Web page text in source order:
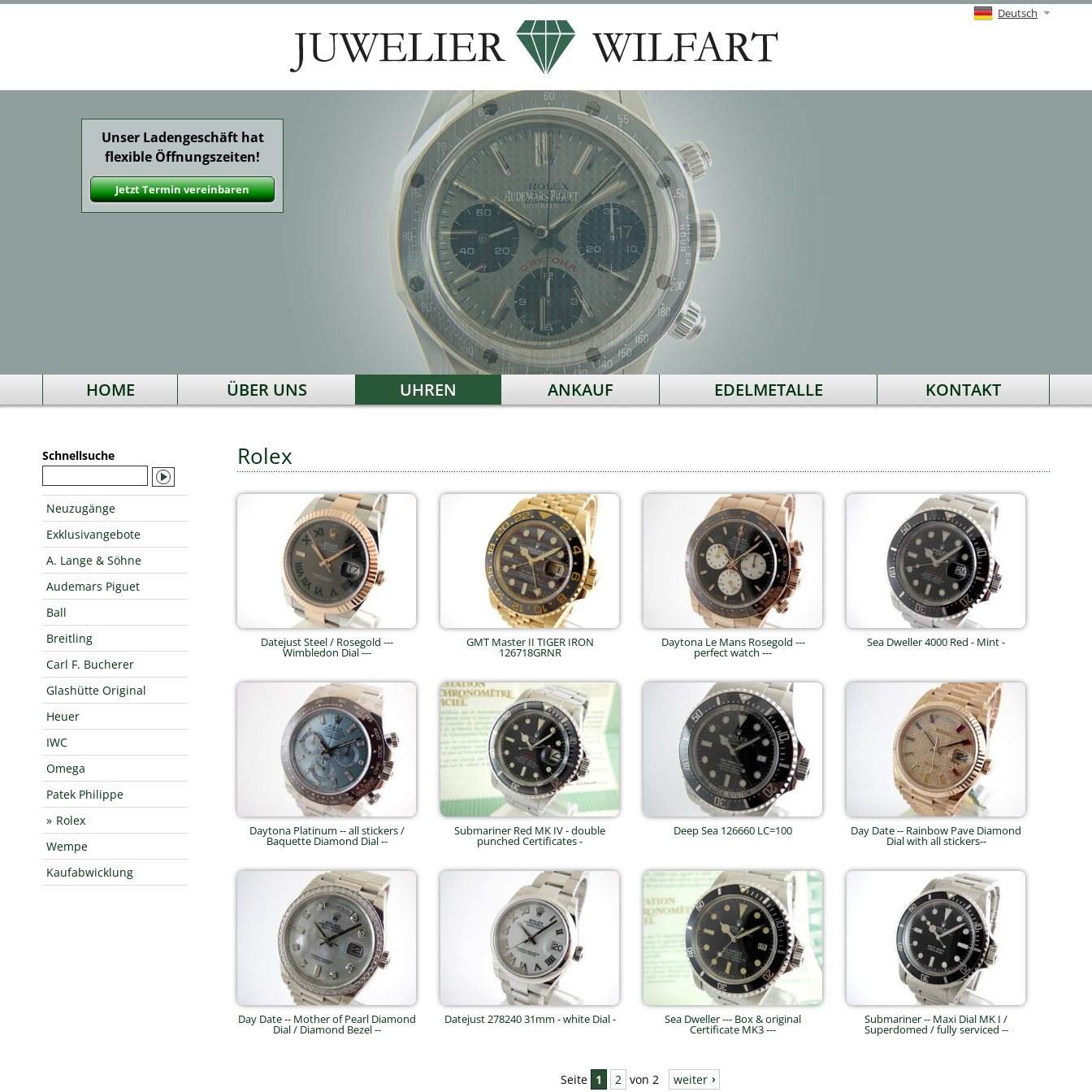
Deutsch
Unser Ladengeschäft hat
flexible Öffnungszeiten!
Jetzt Termin vereinbaren
HOME ÜBER UNS UHREN ANKAUF EDELMETALLE KONTAKT
Schnellsuche
Neuzugänge
Exklusivangebote
A. Lange & Söhne
Audemars Piguet
Ball
Breitling
Carl F. Bucherer
Glashütte Original
Heuer
IWC
Omega
Patek Philippe
Rolex
Wempe
Kaufabwicklung
Rolex
Datejust Steel / Rosegold ---
Wimbledon Dial ---
GMT Master II TIGER IRON
126718GRNR
Daytona Le Mans Rosegold ---
perfect watch ---
Sea Dweller 4000 Red - Mint -
Daytona Platinum -- all stickers /
Baquette Diamond Dial --
Submariner Red MK IV - double
punched Certificates -
Deep Sea 126660 LC=100 Day Date -- Rainbow Pave Diamond
Dial with all stickers--
Day Date -- Mother of Pearl Diamond
Dial / Diamond Bezel --
Datejust 278240 31mm - white Dial - Sea Dweller --- Box & original
Certificate MK3 ---
Submariner -- Maxi Dial MK I /
Superdomed / fully serviced --
Seite 1 2 von 2 weiter